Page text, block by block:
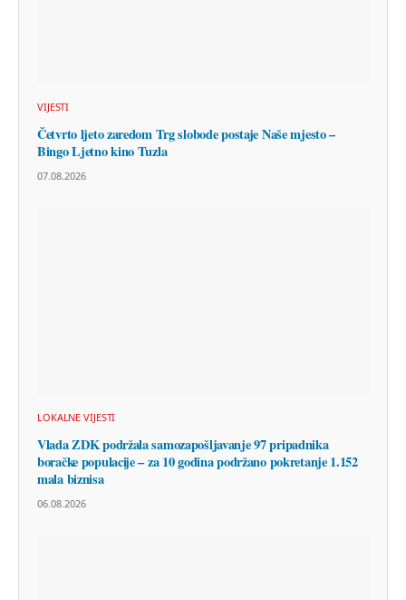
VIJESTI
Četvrto ljeto zaredom Trg slobode postaje Naše mjesto –
Bingo Ljetno kino Tuzla
07.08.2026
LOKALNE VIJESTI
Vlada ZDK podržala samozapošljavanje 97 pripadnika
boračke populacije – za 10 godina podržano pokretanje 1.152
mala biznisa
06.08.2026